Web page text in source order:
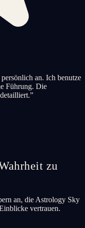
an. Ich benutze
Führung. Die
”
zu
an, die Astrology Sky
vertrauen.